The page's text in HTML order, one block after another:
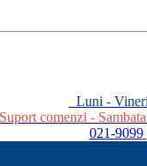
Luni -
Suport comenzi -
021-9099